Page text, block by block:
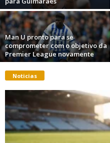
Man U pronto para se
comprometer com o objetivo da
Premier League novamente
Noticias